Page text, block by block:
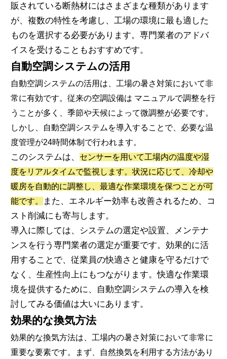
販されている断熱材にはさまざまな種類があります
が、複数の特性を考慮し、工場の環境に最も適した
ものを選択する必要があります。専門業者のアドバ
イスを受けることもおすすめです。
自動空調システムの活用
自動空調システムの活用は、工場の暑さ対策において非
常に有効です。従来の空調設備は マニュアルで調整を行
うことが多く、季節や天候によって微調整が必要です。
しかし、自動空調システムを導入することで、必要な温
度管理が24時間体制で行われます。
このシステムは、
センサーを用いて工場内の温度や湿
度をリアルタイムで監視します。状況に応じて、冷却や
暖房を自動的に調整し、最適な作業環境を保つことが可
能です。
また、エネルギー効率も改善されるため、コ
スト削減にも寄与します。
導入に際しては、システムの選定や設置、メンテナ
ンスを行う専門業者の選定が重要です。効果的に活
用することで、従業員の快適さと健康を守るだけで
なく、生産性向上にもつながります。快適な作業環
境を提供するために、自動空調システムの導入を検
討してみる価値は大いにあります。
効果的な換気方法
効果的な換気方法は、工場内の暑さ対策において非常に
重要な要素です。まず、自然換気を利用する方法があり